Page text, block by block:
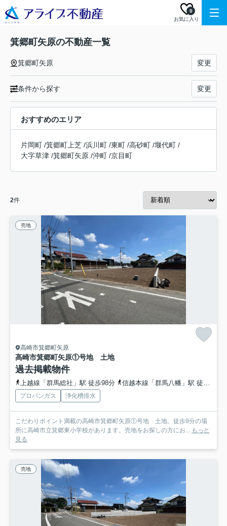
お気に入り
0
箕郷町矢原の不動産一覧
箕郷町矢原 変更
条件から探す 変更
おすすめのエリア
片岡町 /箕郷町上芝 /浜川町 /東町 /高砂町 /堰代町 /
大字草津 /箕郷町矢原 /沖町 /京目町
2件
売地
高崎市箕郷町矢原
高崎市箕郷町矢原①号地 土地
過去掲載物件
上越線「群馬総社」駅 徒歩98分 信越本線「群馬八幡」駅 徒歩102分
プロパンガス 浄化槽排水
こだわりポイント満載の高崎市箕郷町矢原①号地 土地。徒歩9分の場
所に高崎市立箕郷東小学校があります。売地をお探しの方にお... もっと
見る
売地